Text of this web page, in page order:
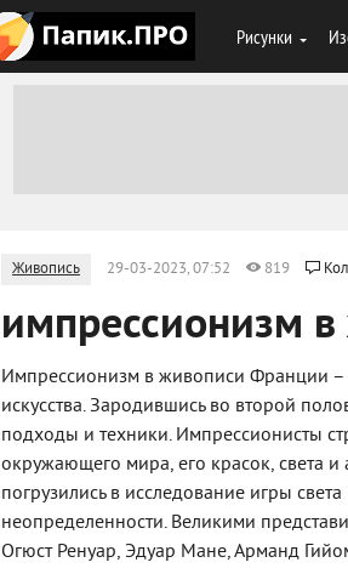
Рисунки
Живопись 29-03-2023, 07:52 819
импрессионизм
Импрессионизм в живописи Франции –
искусства. Зародившись во второй
подходы и техники. Импрессионисты
окружающего мира, его красок, света
погрузились в исследование игры
неопределенности. Великими
Огюст Ренуар, Эдуар Мане, Арманд